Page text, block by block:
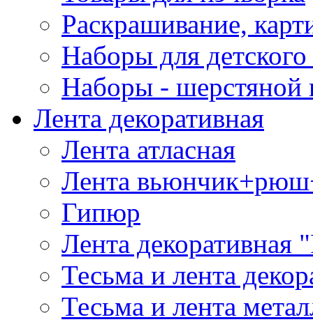
Раскрашивание,
Наборы для
Наборы - шерстяной
Лента декоративная
Лента атласная
Лента
Гипюр
Лента декоративная
Тесьма и лента
Тесьма и лента